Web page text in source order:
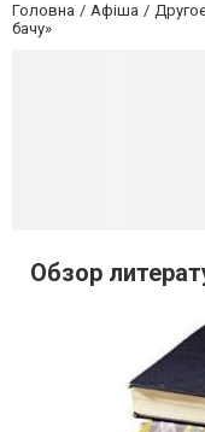
Головна Афіша
бачу»
Обзор